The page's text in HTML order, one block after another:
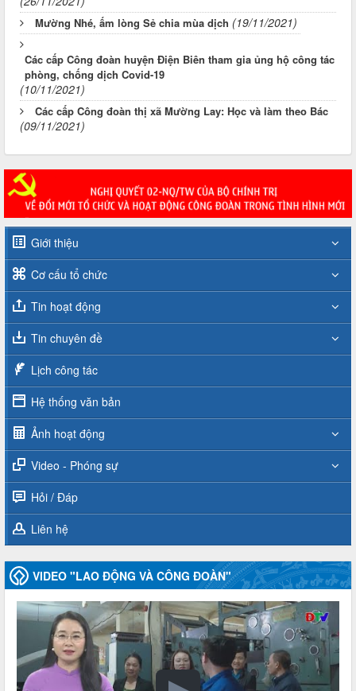
Mường Nhé, ấm lòng Sẻ chia mùa dịch (19/11/2021)
Các cấp Công đoàn huyện Điện Biên tham gia ủng hộ công tác
phòng, chống dịch Covid-19
(10/11/2021)
Các cấp Công đoàn thị xã Mường Lay: Học và làm theo Bác
(09/11/2021)
Giới thiệu
Cơ cấu tổ chức
Tin hoạt động
Tin chuyên đề
Lịch công tác
Hệ thống văn bản
Ảnh hoạt động
Video - Phóng sự
Hỏi / Đáp
Liên hệ
VIDEO "LAO ĐỘNG VÀ CÔNG ĐOÀN"